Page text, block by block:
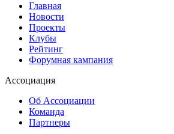
Главная
Новости
Проекты
Клубы
Рейтинг
Форумная кампания
Ассоциация
Об Ассоциации
Команда
Партнеры